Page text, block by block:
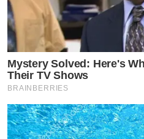
Mystery Solved: Here's
Their TV Shows
BRAINBERRIES